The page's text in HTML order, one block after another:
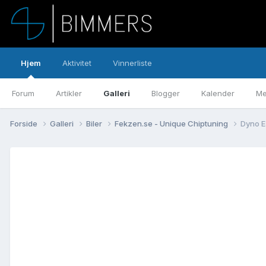
Hjem
Forum Artikler Galleri Blogger Kalender
Aktivitet Vinnerliste
Forside Galleri Biler Fekzen.se - Unique Chiptuning Dyno